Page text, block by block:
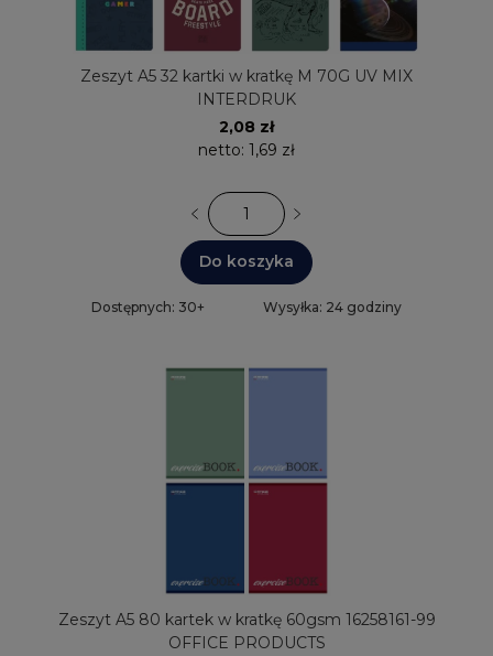
Zeszyt A5 32 kartki w kratkę M 70G UV MIX
INTERDRUK
2,08 zł
netto: 1,69 zł
Do koszyka
Dostępnych: 30+ Wysyłka: 24 godziny
Zeszyt A5 80 kartek w kratkę 60gsm 16258161-99
OFFICE PRODUCTS